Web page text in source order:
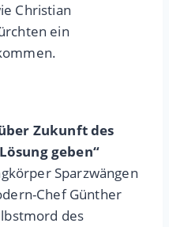
Christian
ein
Zukunft des
geben“
Sparzwängen
Chef Günther
des